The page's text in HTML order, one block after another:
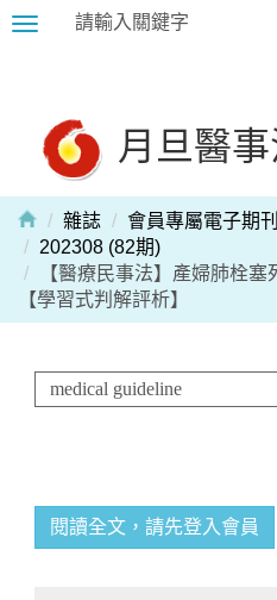
Toggle
月旦醫
雜誌 會員專屬電子期刊
202308 (82期)
【醫療民事法】產婦肺栓
【學習式判解評析】
閱讀全文，請先登入會員